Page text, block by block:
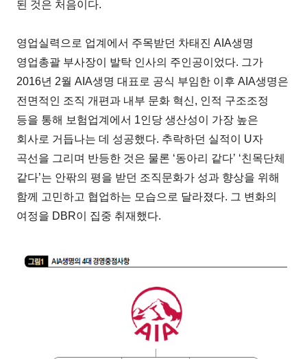
된 것은 처음이다.
영업실력으로 업계에서 주목받던 차태진 AIA생명
영업총괄 부사장이 발탁 인사의 주인공이었다. 그가
2016년 2월 AIA생명 대표로 공식 부임한 이후 AIA생명은
전면적인 조직 개편과 내부 문화 혁신, 인적 구조조정
등을 통해 보험업계에서 1인당 생산성이 가장 높은
회사로 거듭나는 데 성공했다. 추락하던 실적이 U자
곡선을 그리며 반등한 것은 물론 ‘동아리 같다’ ‘친목단체
같다’는 안팎의 평을 받던 조직문화가 성과 향상을 위해
함께 고민하고 협업하는 모습으로 달라졌다. 그 변화의
여정을 DBR이 집중 취재했다.